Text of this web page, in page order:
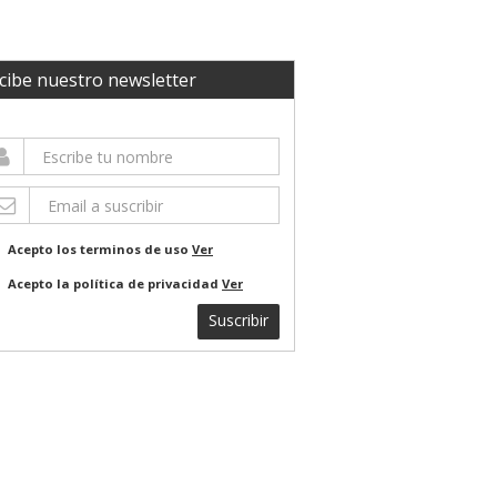
nuestro newsletter
Acepto los terminos de uso Ver
Acepto la política de privacidad Ver
Suscribir